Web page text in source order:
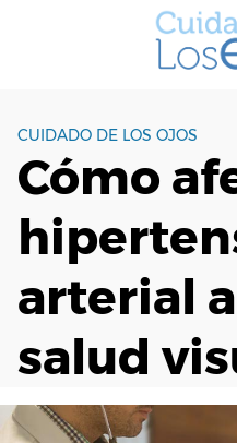
d
CUIDADO DE LOS OJOS
Cómo
arterial
salud